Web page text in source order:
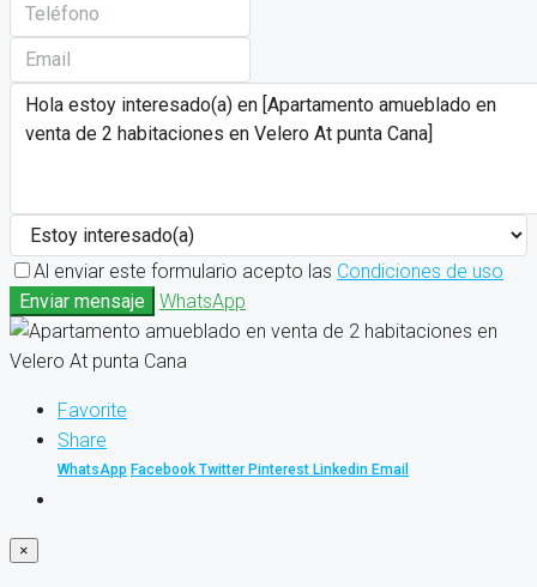
Al enviar este formulario acepto las Condiciones de uso
Enviar mensaje
WhatsApp
Favorite
Share
WhatsApp Facebook Twitter Pinterest Linkedin Email
×